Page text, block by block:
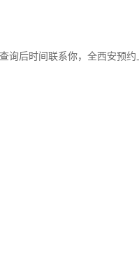
询后时间联系你，全西安预约